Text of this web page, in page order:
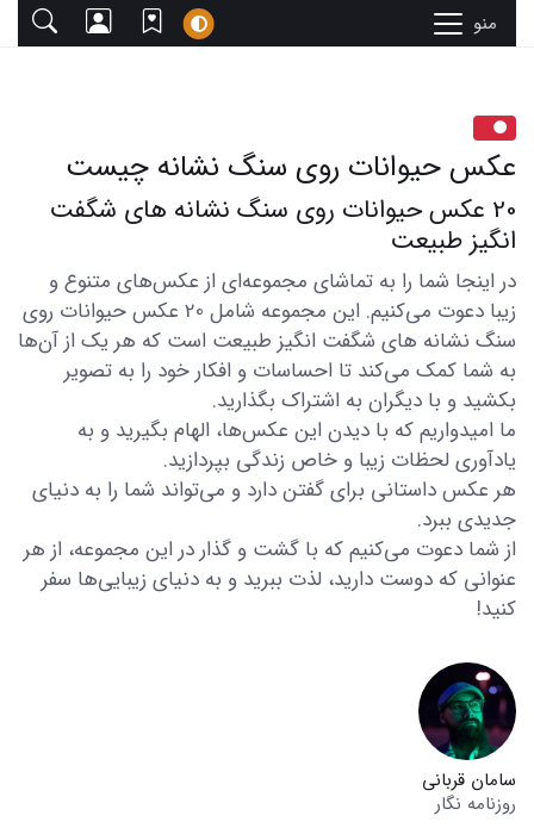
منو
عکس حیوانات روی سنگ نشانه چیست
20 عکس حیوانات روی سنگ نشانه های شگفت
انگیز طبیعت
در اینجا شما را به تماشای مجموعه‌ای از عکس‌های متنوع و
زیبا دعوت می‌کنیم. این مجموعه شامل 20 عکس حیوانات روی
سنگ نشانه های شگفت انگیز طبیعت است که هر یک از آن‌ها
به شما کمک می‌کند تا احساسات و افکار خود را به تصویر
بکشید و با دیگران به اشتراک بگذارید.
ما امیدواریم که با دیدن این عکس‌ها، الهام بگیرید و به
یادآوری لحظات زیبا و خاص زندگی بپردازید.
هر عکس داستانی برای گفتن دارد و می‌تواند شما را به دنیای
جدیدی ببرد.
از شما دعوت می‌کنیم که با گشت و گذار در این مجموعه، از هر
عنوانی که دوست دارید، لذت ببرید و به دنیای زیبایی‌ها سفر
کنید!
سامان قربانی
روزنامه نگار